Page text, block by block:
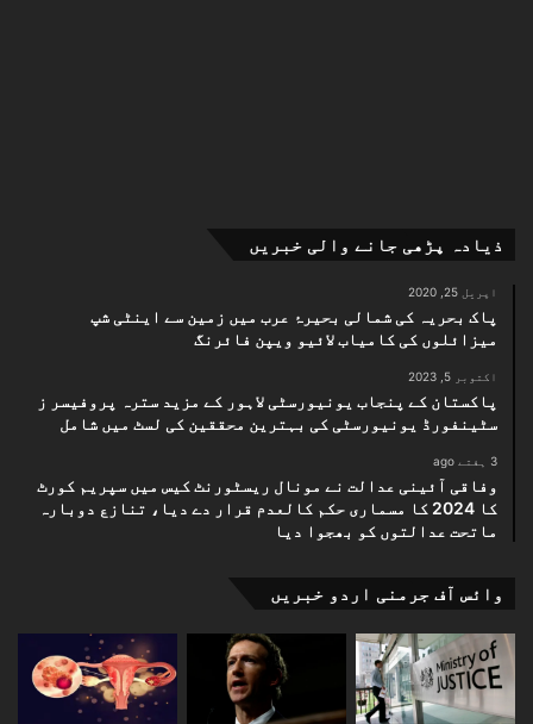
ذیادہ پڑھی جانے والی خبریں
اپریل 25, 2020
پاک بحریہ کی شمالی بحیرۂ عرب میں زمین سے اینٹی شپ
میزائلوں کی کامیاب لائیو ویپن فائرنگ
اکتوبر 5, 2023
پاکستان کے پنجاب یونیورسٹی لاہور کے مزید سترہ پروفیسر ز
سٹینفورڈ یونیورسٹی کی بہترین محققین کی لسٹ میں شامل
3 ہفتے ago
وفاقی آئینی عدالت نے مونال ریسٹورنٹ کیس میں سپریم کورٹ
کا 2024 کا مسماری حکم کالعدم قرار دے دیا، تنازع دوبارہ
ماتحت عدالتوں کو بھجوا دیا
وائس آف جرمنی اردو خبریں